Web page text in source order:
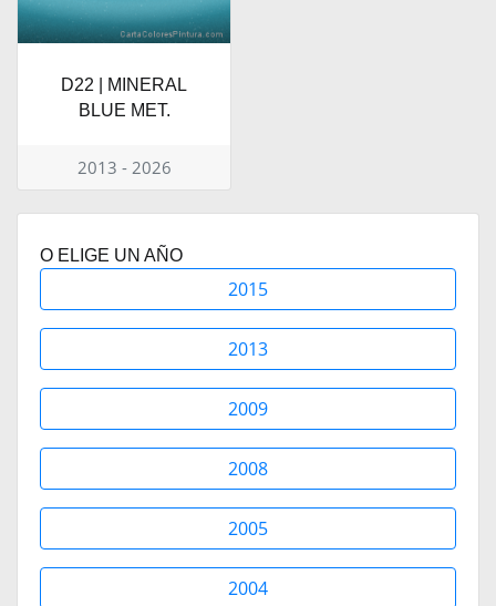
D22 | MINERAL
BLUE MET.
2013 - 2026
O ELIGE UN AÑO
2015
2013
2009
2008
2005
2004